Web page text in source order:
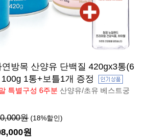
방목 산양유 단백질 420gx3통(6
1통+보틀1개 증정
특별구성 6주분 산양유/초유 베스트궁
원 (18%할인)
원